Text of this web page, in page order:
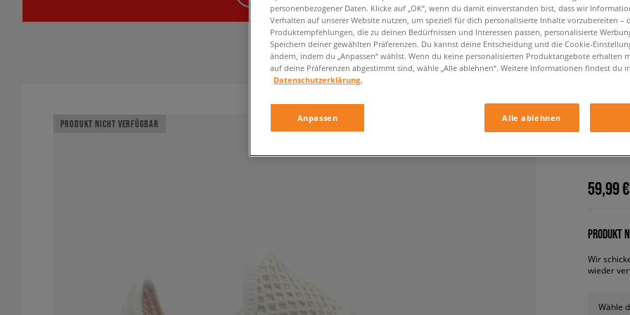
PRODUKT NICHT VERFÜGBAR
59,99 €
PRODUKT
Wir
wieder
Wähle
personenbezogener Daten. Klicke auf „OK“, wenn du damit einverstanden bist, dass wir
Verhalten auf unserer Website nutzen, um speziell für dich personalisierte Inhalte vorzubereiten –
Produktempfehlungen, die zu deinen Bedürfnissen und Interessen passen, personalisierte
Speichern deiner gewählten Präferenzen. Du kannst deine Entscheidung und die Cookie-
ändern, indem du „Anpassen“ wählst. Wenn du keine personalisierten Produktangebote erhalten
auf deine Präferenzen abgestimmt sind, wähle „Alle ablehnen“. Weitere Informationen findest du
Datenschutzerklärung.
Anpassen Alle ablehnen